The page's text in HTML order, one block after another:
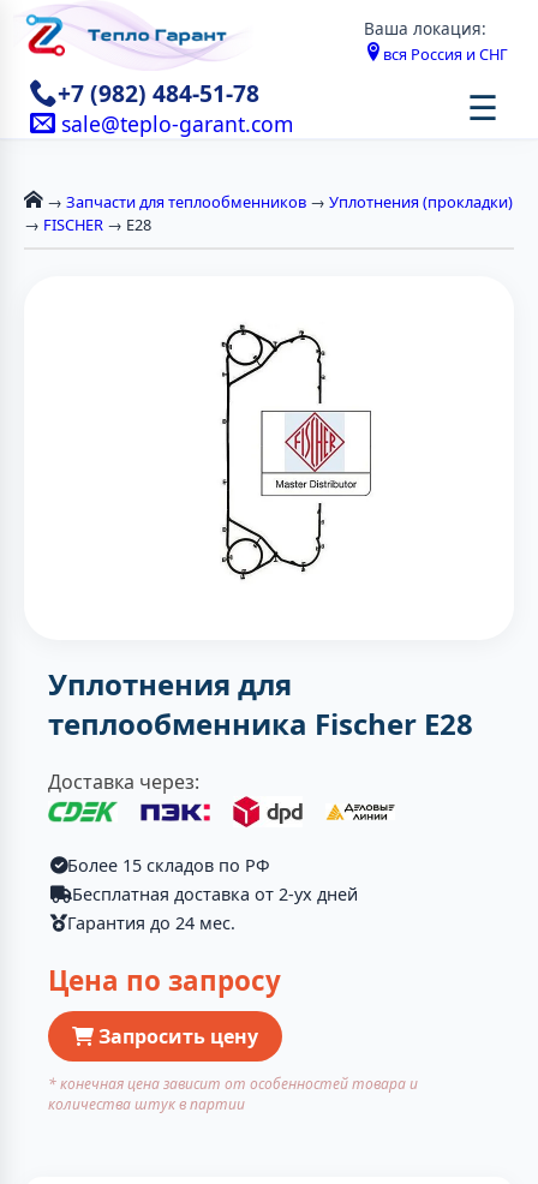
Ваша локация:
вся Россия и СНГ
+7 (982) 484-51-78
sale@teplo-garant.com ☰
→ Запчасти для теплообменников → Уплотнения (прокладки)
→ FISCHER → E28
Уплотнения для
теплообменника Fischer E28
Доставка через:
Более 15 складов по РФ
Бесплатная доставка от 2-ух дней
Гарантия до 24 мес.
Цена по запросу
Запросить цену
* конечная цена зависит от особенностей товара и
количества штук в партии